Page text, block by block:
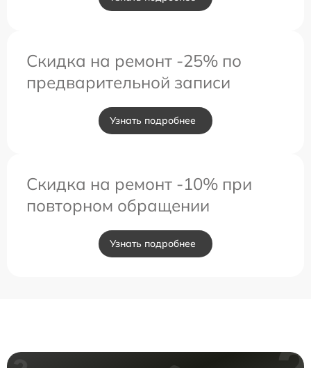
Скидка на ремонт -25% по
предварительной записи
Узнать подробнее
Скидка на ремонт -10% при
повторном обращении
Узнать подробнее